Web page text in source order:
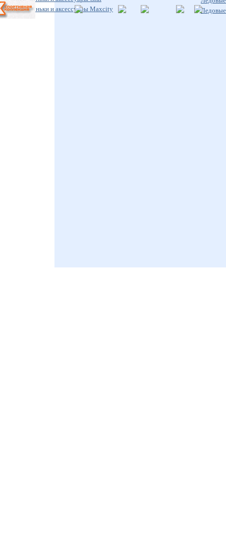
Ледовые коньки и аксессуары Maxcity
Ледовые